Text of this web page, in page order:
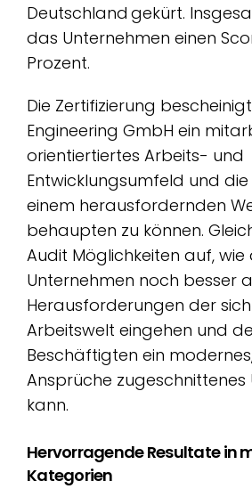
Deutschland gekürt.
das Unternehmen einen
Prozent.
Die Zertifizierung
Engineering GmbH ein
orientiertiertes Arbeits- und
Entwicklungsumfeld und die
einem herausfordernden
behaupten zu können.
Audit Möglichkeiten auf, wie
Unternehmen noch besser
Herausforderungen der
Arbeitswelt eingehen und
Beschäftigten ein
Ansprüche
kann.
Hervorragende Resultate in
Kategorien